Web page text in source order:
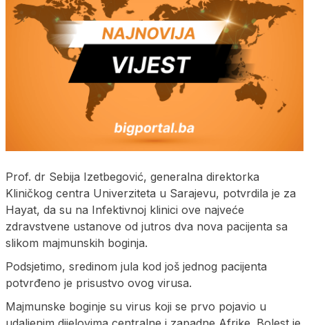
Prof. dr Sebija Izetbegović, generalna direktorka
Kliničkog centra Univerziteta u Sarajevu, potvrdila je za
Hayat, da su na Infektivnoj klinici ove najveće
zdravstvene ustanove od jutros dva nova pacijenta sa
slikom majmunskih boginja.
Podsjetimo, sredinom jula kod još jednog pacijenta
potvrđeno je prisustvo ovog virusa.
Majmunske boginje su virus koji se prvo pojavio u